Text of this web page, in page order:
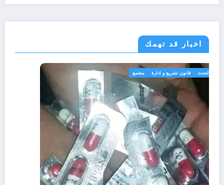
اخبار قد تهمك
الجزائر الحدث قانون تشريع و ادارة مجتمع